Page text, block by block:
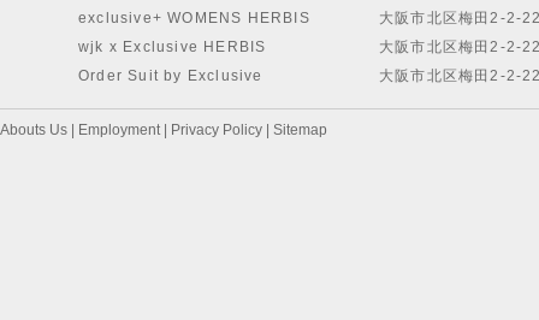
exclusive+ WOMENS HERBIS
wjk x Exclusive HERBIS
Order Suit by Exclusive
大阪市北区梅田2-2-
大阪市北区梅田2-2-
大阪市北区梅田2-2-
Abouts Us Employment| Privacy Policy Sitemap